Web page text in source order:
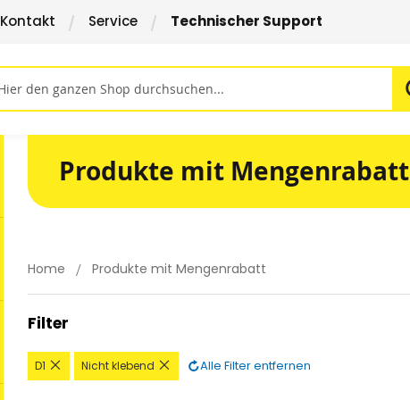
Kontakt Service Technischer Support
Produkte mit Mengenrabatt
Home Produkte mit Mengenrabatt
Filter
D1
Diesen
Artikel
Nicht klebend
Diesen
Artikel
Alle Filter entfernen